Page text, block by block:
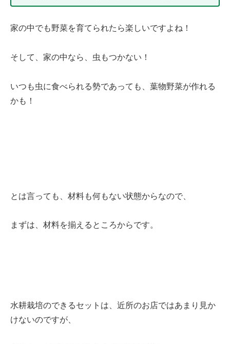
家の中でも野菜を育てられたら楽しいですよね！
そして、家の中なら、虫もつかない！
いつも虫に食べられる勢であっても、葉物野菜が作れる
かも！
とは言っても、材料も何もない状態からなので、
まずは、材料を揃えるところからです。
水耕栽培のできるセットは、近所のお店ではあまり見か
けないのですが、